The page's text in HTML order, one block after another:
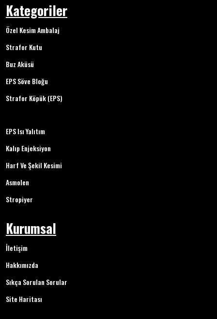
Kategoriler
Özel Kesim Ambalaj
Strafor Kutu
Buz Aküsü
EPS Söve Bloğu
Strafor Köpük (EPS)
EPS Isı Yalıtım
Kalıp Enjeksiyon
Harf Ve Şekil Kesimi
Asmolen
Stropiyer
Kurumsal
İletişim
Hakkımızda
Sıkça Sorulan Sorular
Site Haritası